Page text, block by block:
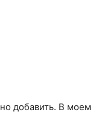
добавить. В моем